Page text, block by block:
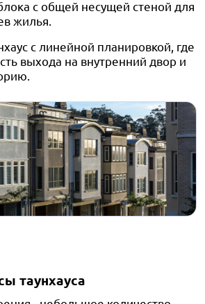
с общей несущей стеной для
жилья.
с линейной планировкой, где
выхода на внутренний двор и
таунхауса